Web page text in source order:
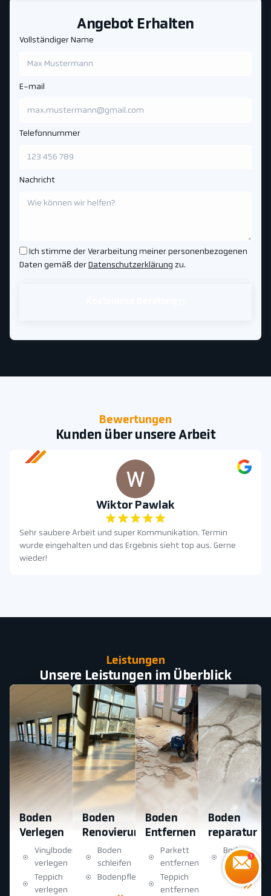
Angebot Erhalten
Vollständiger Name
E-mail
Telefonnummer
Nachricht
Ich stimme der Verarbeitung meiner personenbezogenen
Daten gemäß der Datenschutzerklärung zu.
Bewertungen
Kunden über unsere Arbeit
Wiktor Pawlak
Sehr saubere Arbeit und super Kommunikation. Termin
wurde eingehalten und das Ergebnis sieht top aus. Gerne
wieder!
Leistungen
Unsere Leistungen im Überblick
Boden
Verlegen
Vinylboden
verlegen
Teppich
verlegen
Boden
Renovierung
Boden
schleifen
Bodenpflege
Boden
Entfernen
Parkett
entfernen
Teppich
entfernen
Boden
reparatur
Boden
reparatur
Mehr